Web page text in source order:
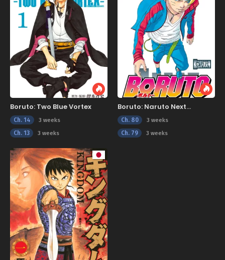
Boruto: Two Blue Vortex
Ch. 14 3 weeks
Ch. 13 3 weeks
Boruto: Naruto Next
Generations
Ch. 80 3 weeks
Ch. 79 3 weeks